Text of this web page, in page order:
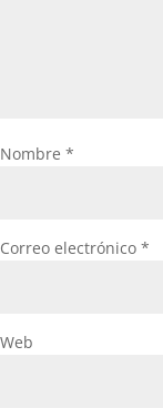
Nombre *
Correo electrónico *
Web